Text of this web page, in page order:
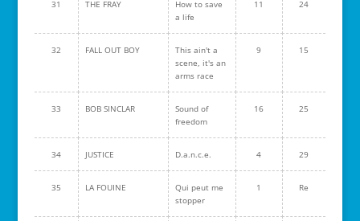
31 THE FRAY
How to save
a life
11 24
32 FALL OUT BOY
This ain't a
scene, it's an
arms race
9 15
33 BOB SINCLAR
Sound of
freedom
16 25
34 JUSTICE D.a.n.c.e. 4 29
35 LA FOUINE
Qui peut me
stopper
1 Re